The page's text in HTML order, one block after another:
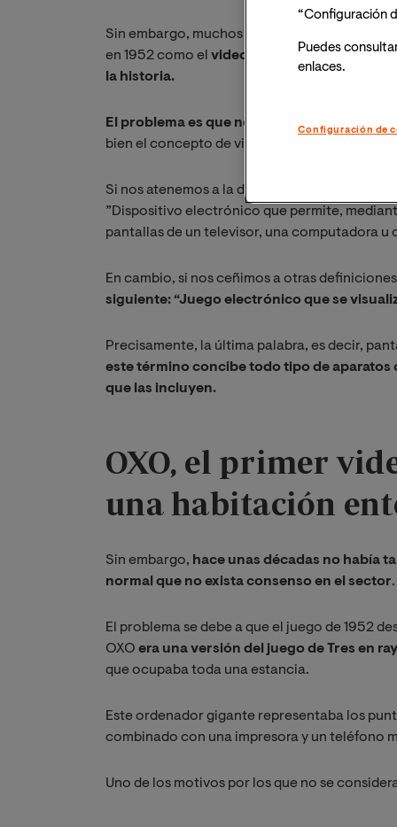
Sin embargo, muchos otros ven en el juego
en 1952 como el videojuego primigenio y el
la historia.
El problema es que no hay unanimidad al
bien el concepto de videojuego.
Si nos atenemos a la definición clásica de
”Dispositivo electrónico que permite,
pantallas de un televisor, una computadora
En cambio, si nos ceñimos a otras
siguiente: “Juego electrónico que se
Precisamente, la última palabra, es decir,
este término concibe todo tipo de
que las incluyen.
OXO, el primer
una habitación
Sin embargo, hace unas décadas no había
normal que no exista consenso en el sector.
El problema se debe a que el juego de 1952
OXO era una versión del juego de Tres en
que ocupaba toda una estancia.
Este ordenador gigante representaba los
combinado con una impresora y un teléfono
Uno de los motivos por los que no se
“Configuración
Puedes
enlaces.
Configuración de